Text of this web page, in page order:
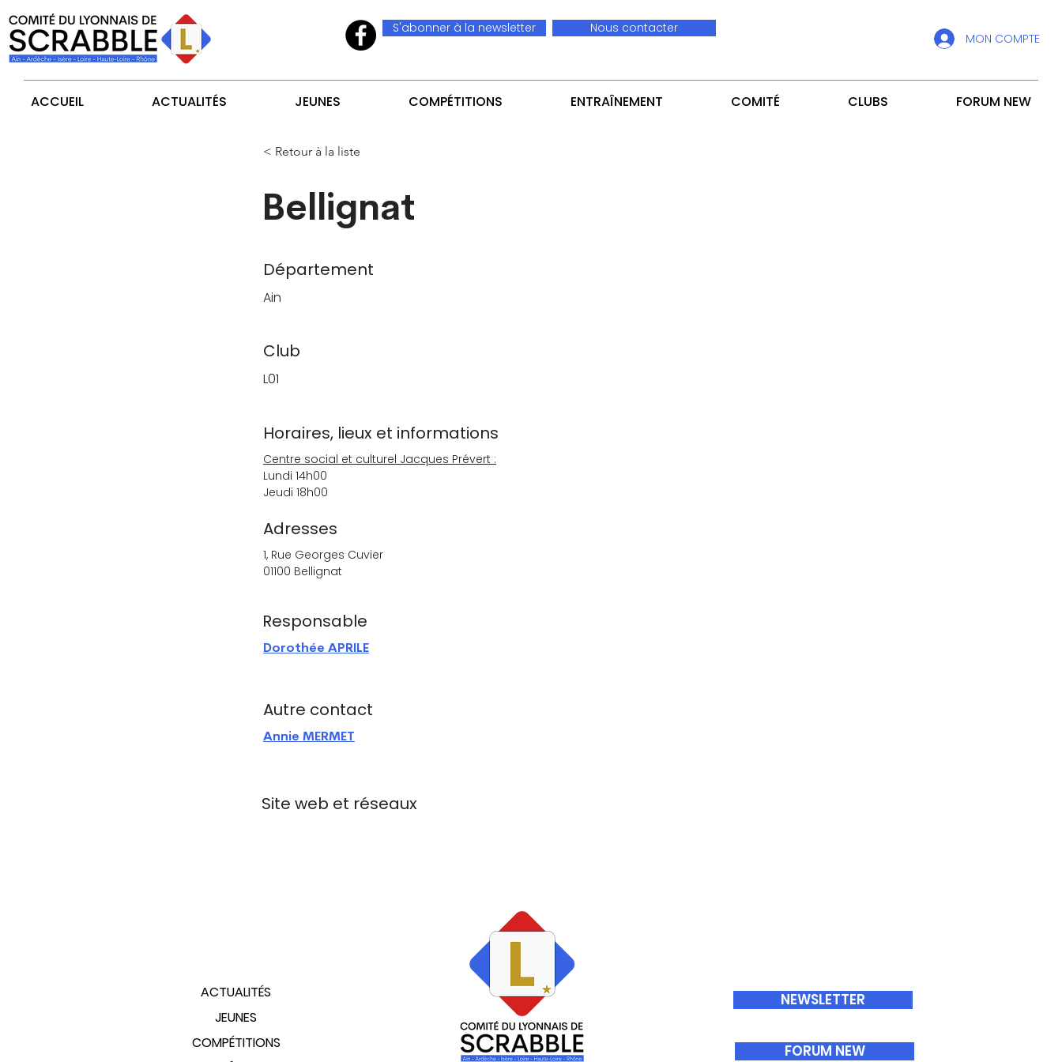
S'abonner à la newsletter Nous contacter
MON COMPTE
ACCUEIL ACTUALITÉS JEUNES COMPÉTITIONS ENTRAÎNEMENT COMITÉ CLUBS FORUM NEW
< Retour à la liste
Bellignat
Département
Ain
Club
L01
Horaires, lieux et informations
Centre social et culturel Jacques Prévert :
Lundi 14h00
Jeudi 18h00
Adresses
1, Rue Georges Cuvier
01100 Bellignat
Responsable
Dorothée APRILE
Autre contact
Annie MERMET
Site web et réseaux
ACTUALITÉS
JEUNES
COMPÉTITIONS
NEWSLETTER
FORUM NEW